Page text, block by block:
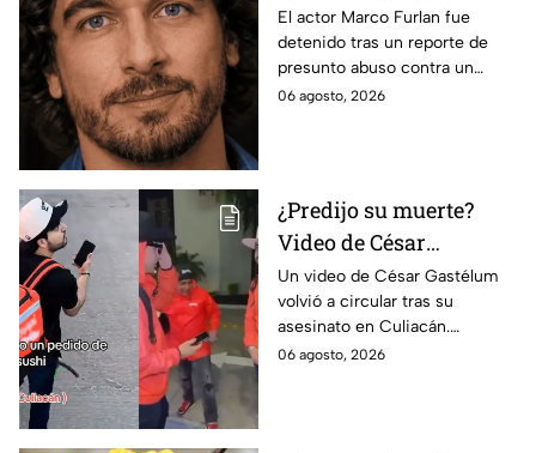
por presunto abuso de
un menor de 5 años;
dijo que lo confundió
con su novia
El actor Marco Furlan fue
detenido tras un reporte de
presunto abuso contra un
menor durante una fiesta;
06 agosto, 2026
¿Predijo su muerte?
Video de César
Gastélum revive tras su
asesinato en Culiacán
Un video de César Gastélum
volvió a circular tras su
asesinato en Culiacán.
Usuarios señalan
06 agosto, 2026